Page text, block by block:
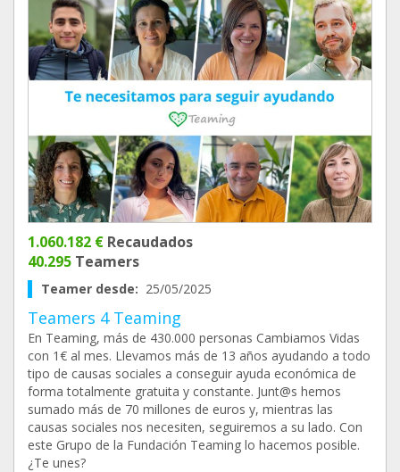
1.060.182 € Recaudados
40.295 Teamers
Teamer desde: 25/05/2025
Teamers 4 Teaming
En Teaming, más de 430.000 personas Cambiamos Vidas
con 1€ al mes. Llevamos más de 13 años ayudando a todo
tipo de causas sociales a conseguir ayuda económica de
forma totalmente gratuita y constante. Junt@s hemos
sumado más de 70 millones de euros y, mientras las
causas sociales nos necesiten, seguiremos a su lado. Con
este Grupo de la Fundación Teaming lo hacemos posible.
¿Te unes?